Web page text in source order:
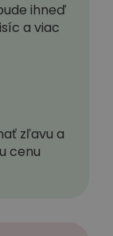
ihneď
a viac
zľavu a
cenu